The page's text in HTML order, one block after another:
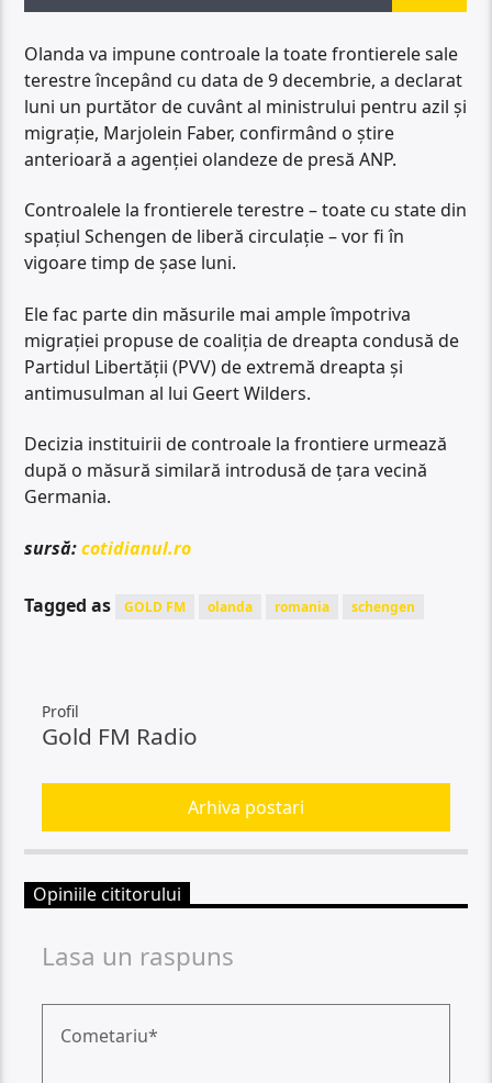
Olanda va impune controale la toate frontierele sale
terestre începând cu data de 9 decembrie, a declarat
luni un purtător de cuvânt al ministrului pentru azil şi
migraţie, Marjolein Faber, confirmând o ştire
anterioară a agenţiei olandeze de presă ANP.
Controalele la frontierele terestre – toate cu state din
spaţiul Schengen de liberă circulaţie – vor fi în
vigoare timp de şase luni.
Ele fac parte din măsurile mai ample împotriva
migraţiei propuse de coaliţia de dreapta condusă de
Partidul Libertăţii (PVV) de extremă dreapta şi
antimusulman al lui Geert Wilders.
Decizia instituirii de controale la frontiere urmează
după o măsură similară introdusă de ţara vecină
Germania.
sursă:cotidianul.ro
Tagged as GOLD FM olanda romania schengen
Profil
Gold FM Radio
Arhiva postari
Opiniile cititorului
Lasa un raspuns